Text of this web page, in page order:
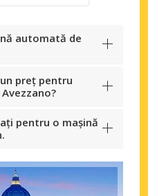
automată de
preț pentru
pentru o mașină